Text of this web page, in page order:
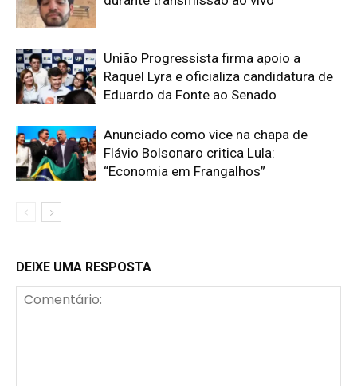
União Progressista firma apoio a
Raquel Lyra e oficializa candidatura de
Eduardo da Fonte ao Senado
Anunciado como vice na chapa de
Flávio Bolsonaro critica Lula:
“Economia em Frangalhos”
DEIXE UMA RESPOSTA